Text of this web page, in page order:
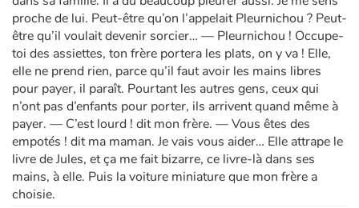
proche de lui. Peut-être qu’on l’appelait Pleurnichou ? Peut-
être qu’il voulait devenir sorcier… — Pleurnichou ! Occupe-
toi des assiettes, ton frère portera les plats, on y va ! Elle,
elle ne prend rien, parce qu’il faut avoir les mains libres
pour payer, il paraît. Pourtant les autres gens, ceux qui
n’ont pas d’enfants pour porter, ils arrivent quand même à
payer. — C’est lourd ! dit mon frère. — Vous êtes des
empotés ! dit ma maman. Je vais vous aider… Elle attrape le
livre de Jules, et ça me fait bizarre, ce livre-là dans ses
mains, à elle. Puis la voiture miniature que mon frère a
choisie.